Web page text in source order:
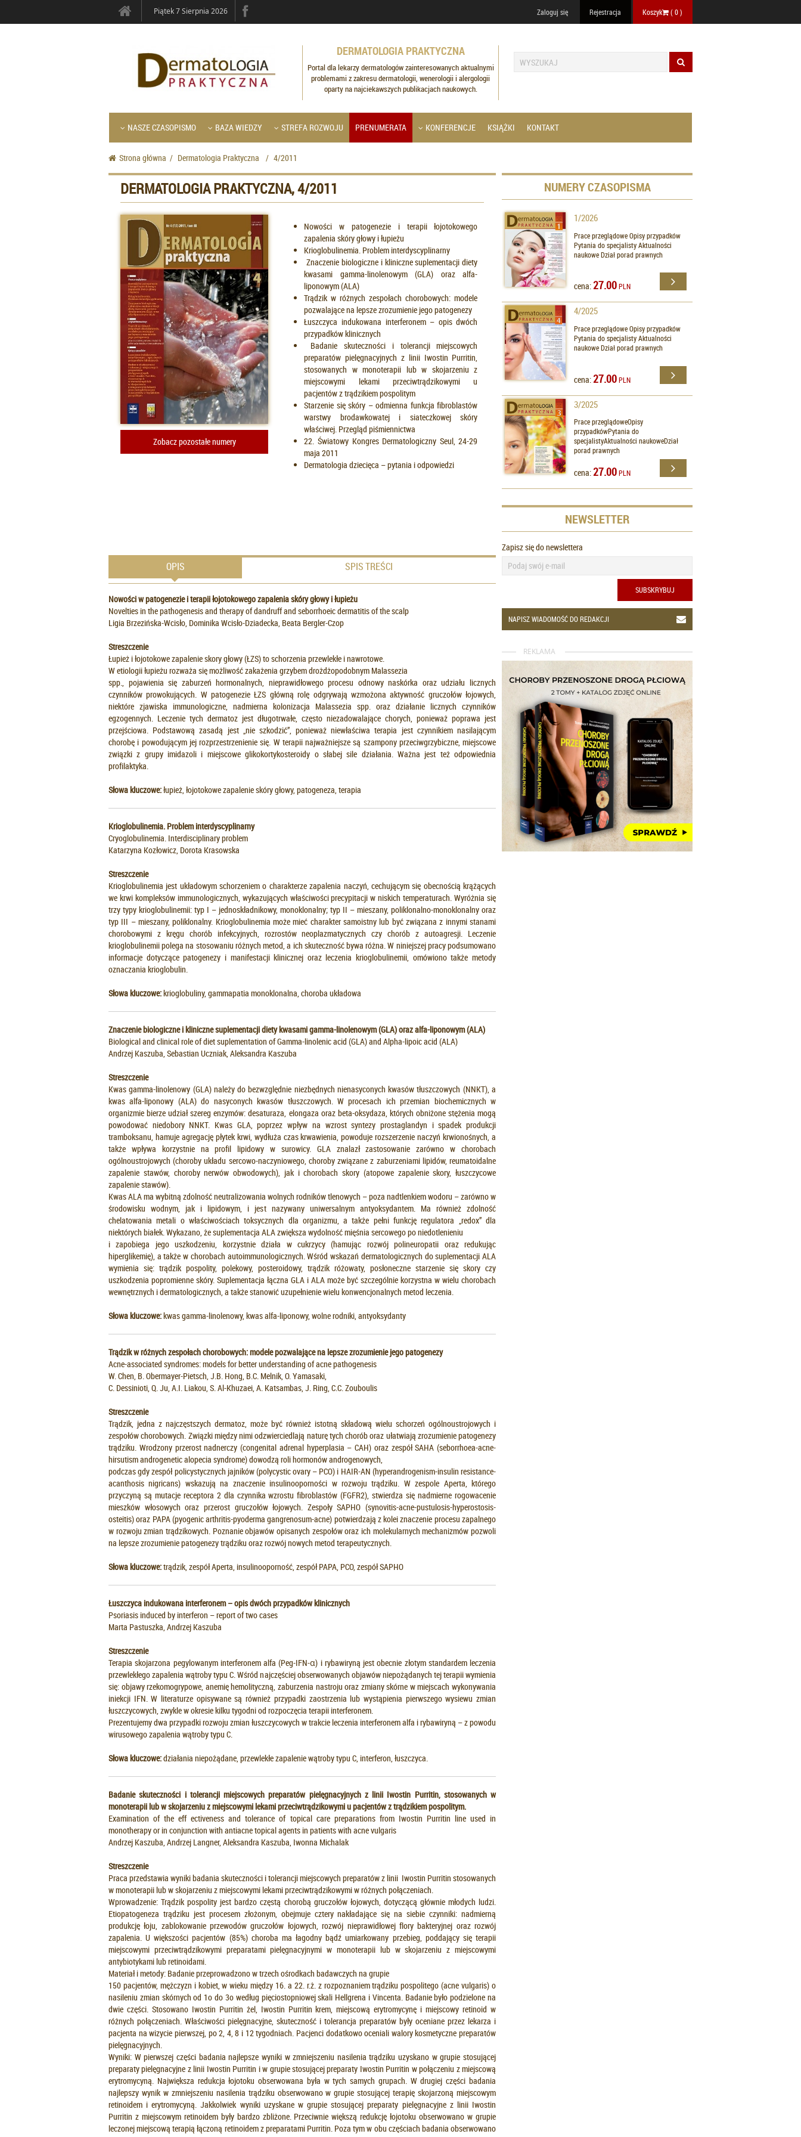
Piątek 7 Sierpnia 2026 Zaloguj się Rejestracja Koszyk (0)
DERMATOLOGIA PRAKTYCZNA
Portal dla lekarzy dermatologów zainteresowanych aktualnymi
problemami z zakresu dermatologii, wenerologii i alergologii
oparty na najciekawszych publikacjach naukowych.
NASZE CZASOPISMO BAZA WIEDZY STREFA ROZWOJU PRENUMERATA KONFERENCJE KSIĄŻKI KONTAKT
Strona główna / Dermatologia Praktyczna / 4/2011
DERMATOLOGIA PRAKTYCZNA, 4/2011
Zobacz pozostałe numery
Nowości w patogenezie i terapii łojotokowego
zapalenia skóry głowy i łupieżu
Krioglobulinemia. Problem interdyscyplinarny
Znaczenie biologiczne i kliniczne suplementacji diety
kwasami gamma-linolenowym (GLA) oraz alfa-
liponowym (ALA)
Trądzik w różnych zespołach chorobowych: modele
pozwalające na lepsze zrozumienie jego patogenezy
Łuszczyca indukowana interferonem – opis dwóch
przypadków klinicznych
Badanie skuteczności i tolerancji miejscowych
preparatów pielęgnacyjnych z linii Iwostin Purritin,
stosowanych w monoterapii lub w skojarzeniu z
miejscowymi lekami przeciwtrądzikowymi u
pacjentów z trądzikiem pospolitym
Starzenie się skóry – odmienna funkcja fibroblastów
warstwy brodawkowatej i siateczkowej skóry
właściwej. Przegląd piśmiennictwa
22. Światowy Kongres Dermatologiczny Seul, 24-29
maja 2011
Dermatologia dziecięca – pytania i odpowiedzi
OPIS SPIS TREŚCI
Nowości w patogenezie i terapii łojotokowego zapalenia skóry głowy i łupieżu
Novelties in the pathogenesis and therapy of dandruff and seborrhoeic dermatitis of the scalp
Ligia Brzezińska-Wcisło, Dominika Wcisło-Dziadecka, Beata Bergler-Czop
Streszczenie
Łupież i łojotokowe zapalenie skory głowy (ŁZS) to schorzenia przewlekłe i nawrotowe.
W etiologii łupieżu rozważa się możliwość zakażenia grzybem drożdżopodobnym Malassezia
spp., pojawienia się zaburzeń hormonalnych, nieprawidłowego procesu odnowy naskórka oraz udziału licznych
czynników prowokujących. W patogenezie ŁZS główną rolę odgrywają wzmożona aktywność gruczołów łojowych,
niektóre zjawiska immunologiczne, nadmierna kolonizacja Malassezia spp. oraz działanie licznych czynników
egzogennych. Leczenie tych dermatoz jest długotrwałe, często niezadowalające chorych, ponieważ poprawa jest
przejściowa. Podstawową zasadą jest „nie szkodzić”, ponieważ niewłaściwa terapia jest czynnikiem nasilającym
chorobę i powodującym jej rozprzestrzenienie się. W terapii najważniejsze są szampony przeciwgrzybiczne, miejscowe
związki z grupy imidazoli i miejscowe glikokortykosteroidy o słabej sile działania. Ważna jest też odpowiednia
profilaktyka.
Słowa kluczowe:łupież, łojotokowe zapalenie skóry głowy, patogeneza, terapia
Krioglobulinemia. Problem interdyscyplinarny
Cryoglobulinemia. Interdisciplinary problem
Katarzyna Kozłowicz, Dorota Krasowska
Streszczenie
Krioglobulinemia jest układowym schorzeniem o charakterze zapalenia naczyń, cechującym się obecnością krążących
we krwi kompleksów immunologicznych, wykazujących właściwości precypitacji w niskich temperaturach. Wyróżnia się
trzy typy krioglobulinemii: typ I – jednoskładnikowy, monoklonalny; typ II – mieszany, poliklonalno-monoklonalny oraz
typ III – mieszany, poliklonalny. Krioglobulinemia może mieć charakter samoistny lub być związana z innymi stanami
chorobowymi z kręgu chorób infekcyjnych, rozrostów neoplazmatycznych czy chorób z autoagresji. Leczenie
krioglobulinemii polega na stosowaniu różnych metod, a ich skuteczność bywa różna. W niniejszej pracy podsumowano
informacje dotyczące patogenezy i manifestacji klinicznej oraz leczenia krioglobulinemii, omówiono także metody
oznaczania krioglobulin.
Słowa kluczowe:krioglobuliny, gammapatia monoklonalna, choroba układowa
Znaczenie biologiczne i kliniczne suplementacji diety kwasamigamma-linolenowym (GLA) oraz alfa-liponowym (ALA)
Biological and clinical role of diet suplementation of Gamma-linolenic acid (GLA) and Alpha-lipoic acid (ALA)
Andrzej Kaszuba, Sebastian Uczniak, Aleksandra Kaszuba
Streszczenie
Kwas gamma-linolenowy (GLA) należy do bezwzględnie niezbędnych nienasyconych kwasów tłuszczowych (NNKT), a
kwas alfa-liponowy (ALA) do nasyconych kwasów tłuszczowych. W procesach ich przemian biochemicznych w
organizmie bierze udział szereg enzymów: desaturaza, elongaza oraz beta-oksydaza, których obniżone stężenia mogą
powodować niedobory NNKT. Kwas GLA, poprzez wpływ na wzrost syntezy prostaglandyn i spadek produkcji
tramboksanu, hamuje agregację płytek krwi, wydłuża czas krwawienia, powoduje rozszerzenie naczyń krwionośnych, a
także wpływa korzystnie na profil lipidowy w surowicy. GLA znalazł zastosowanie zarówno w chorobach
ogólnoustrojowych (choroby układu sercowo-naczyniowego, choroby związane z zaburzeniami lipidów, reumatoidalne
zapalenie stawów, choroby nerwów obwodowych), jak i chorobach skory (atopowe zapalenie skory, łuszczycowe
zapalenie stawów).
Kwas ALA ma wybitną zdolność neutralizowania wolnych rodników tlenowych – poza nadtlenkiem wodoru – zarówno w
środowisku wodnym, jak i lipidowym, i jest nazywany uniwersalnym antyoksydantem. Ma również zdolność
chelatowania metali o właściwościach toksycznych dla organizmu, a także pełni funkcję regulatora „redox” dla
niektórych białek. Wykazano, że suplementacja ALA zwiększa wydolność mięśnia sercowego po niedotlenieniu
i zapobiega jego uszkodzeniu, korzystnie działa w cukrzycy (hamując rozwój polineuropatii oraz redukując
hiperglikemię), a także w chorobach autoimmunologicznych. Wśród wskazań dermatologicznych do suplementacji ALA
wymienia się: trądzik pospolity, polekowy, posteroidowy, trądzik różowaty, posłoneczne starzenie się skory czy
uszkodzenia popromienne skóry. Suplementacja łączna GLA i ALA może być szczególnie korzystna w wielu chorobach
wewnętrznych i dermatologicznych, a także stanowić uzupełnienie wielu konwencjonalnych metod leczenia.
Słowa kluczowe:kwas gamma-linolenowy, kwas alfa-liponowy, wolne rodniki, antyoksydanty
Trądzik w różnych zespołach chorobowych: modele pozwalające na lepsze zrozumienie jego patogenezy
Acne-associated syndromes: models for better understanding of acne pathogenesis
W. Chen, B. Obermayer-Pietsch, J.B. Hong, B.C. Melnik, O. Yamasaki,
C. Dessinioti, Q. Ju, A.I. Liakou, S. Al-Khuzaei, A. Katsambas, J. Ring, C.C. Zouboulis
Streszczenie
Trądzik, jedna z najczęstszych dermatoz, może być również istotną składową wielu schorzeń ogólnoustrojowych i
zespołów chorobowych. Związki między nimi odzwierciedlają naturę tych chorób oraz ułatwiają zrozumienie patogenezy
trądziku. Wrodzony przerost nadnerczy (congenital adrenal hyperplasia – CAH) oraz zespół SAHA (seborrhoea-acne-
hirsutism androgenetic alopecia syndrome) dowodzą roli hormonów androgenowych,
podczas gdy zespół policystycznych jajników (polycystic ovary – PCO) i HAIR-AN (hyperandrogenism-insulin resistance-
acanthosis nigricans) wskazują na znaczenie insulinooporności w rozwoju trądziku. W zespole Aperta, którego
przyczyną są mutacje receptora 2 dla czynnika wzrostu fibroblastów (FGFR2), stwierdza się nadmierne rogowacenie
mieszków włosowych oraz przerost gruczołów łojowych. Zespoły SAPHO (synovitis-acne-pustulosis-hyperostosis-
osteitis) oraz PAPA (pyogenic arthritis-pyoderma gangrenosum-acne) potwierdzają z kolei znaczenie procesu zapalnego
w rozwoju zmian trądzikowych. Poznanie objawów opisanych zespołów oraz ich molekularnych mechanizmów pozwoli
na lepsze zrozumienie patogenezy trądziku oraz rozwój nowych metod terapeutycznych.
Słowa kluczowe:trądzik, zespół Aperta, insulinooporność, zespół PAPA, PCO, zespół SAPHO
Łuszczyca indukowana interferonem – opis dwóch przypadków klinicznych
Psoriasis induced by interferon – report of two cases
Marta Pastuszka, Andrzej Kaszuba
Streszczenie
Terapia skojarzona pegylowanym interferonem alfa (Peg-IFN-α) i rybawiryną jest obecnie złotym standardem leczenia
przewlekłego zapalenia wątroby typu C. Wśród najczęściej obserwowanych objawów niepożądanych tej terapii wymienia
się: objawy rzekomogrypowe, anemię hemolityczną, zaburzenia nastroju oraz zmiany skórne w miejscach wykonywania
iniekcji IFN. W literaturze opisywane są również przypadki zaostrzenia lub wystąpienia pierwszego wysiewu zmian
łuszczycowych, zwykle w okresie kilku tygodni od rozpoczęcia terapii interferonem.
Prezentujemy dwa przypadki rozwoju zmian łuszczycowych w trakcie leczenia interferonem alfa i rybawiryną – z powodu
wirusowego zapalenia wątroby typu C.
Słowa kluczowe:działania niepożądane, przewlekłe zapalenie wątroby typu C, interferon, łuszczyca.
Badanie skuteczności i tolerancji miejscowych preparatów pielęgnacyjnych z linii Iwostin Purritin, stosowanych w
monoterapii lub w skojarzeniu z miejscowymi lekami przeciwtrądzikowymi u pacjentów z trądzikiem pospolitym.
Examination of the eff ectiveness and tolerance of topical care preparations from Iwostin Purritin line used in
monotherapy or in conjunction with antiacne topical agents in patients with acne vulgaris
Andrzej Kaszuba, Andrzej Langner, Aleksandra Kaszuba, Iwonna Michalak
Streszczenie
Praca przedstawia wyniki badania skuteczności i tolerancji miejscowych preparatów z linii Iwostin Purritin stosowanych
w monoterapii lub w skojarzeniu z miejscowymi lekami przeciwtrądzikowymi w różnych połączeniach.
Wprowadzenie: Trądzik pospolity jest bardzo częstą chorobą gruczołów łojowych, dotyczącą głównie młodych ludzi.
Etiopatogeneza trądziku jest procesem złożonym, obejmuje cztery nakładające się na siebie czynniki: nadmierną
produkcję łoju, zablokowanie przewodów gruczołów łojowych, rozwój nieprawidłowej flory bakteryjnej oraz rozwój
zapalenia. U większości pacjentów (85%) choroba ma łagodny bądź umiarkowany przebieg, poddający się terapii
miejscowymi przeciwtrądzikowymi preparatami pielęgnacyjnymi w monoterapii lub w skojarzeniu z miejscowymi
antybiotykami lub retinoidami.
Materiał i metody: Badanie przeprowadzono w trzech ośrodkach badawczych na grupie
150 pacjentów, mężczyzn i kobiet, w wieku między 16. a 22. r.ż. z rozpoznaniem trądziku pospolitego (acne vulgaris) o
nasileniu zmian skórnych od 1o do 3o według pięciostopniowej skali Hellgrena i Vincenta. Badanie było podzielone na
dwie części. Stosowano Iwostin Purritin żel, Iwostin Purritin krem, miejscową erytromycynę i miejscowy retinoid w
różnych połączeniach. Właściwości pielęgnacyjne, skuteczność i tolerancja preparatów były oceniane przez lekarza i
pacjenta na wizycie pierwszej, po 2, 4, 8 i 12 tygodniach. Pacjenci dodatkowo oceniali walory kosmetyczne preparatów
pielęgnacyjnych.
Wyniki: W pierwszej części badania najlepsze wyniki w zmniejszeniu nasilenia trądziku uzyskano w grupie stosującej
preparaty pielęgnacyjne z linii Iwostin Purritin i w grupie stosującej preparaty Iwostin Purritin w połączeniu z miejscową
erytromycyną. Największa redukcja łojotoku obserwowana była w tych samych grupach. W drugiej części badania
najlepszy wynik w zmniejszeniu nasilenia trądziku obserwowano w grupie stosującej terapię skojarzoną miejscowym
retinoidem i erytromycyną. Jakkolwiek wyniki uzyskane w grupie stosującej preparaty pielęgnacyjne z linii Iwostin
Purritin z miejscowym retinoidem były bardzo zbliżone. Przeciwnie większą redukcję łojotoku obserwowano w grupie
leczonej miejscową terapią łączoną retinoidem z preparatami Purritin. Poza tym w obu częściach badania obserwowano
NUMERY CZASOPISMA
1/2026
Prace przeglądowe Opisy przypadków
Pytania do specjalisty Aktualności
naukowe Dział porad prawnych
cena:27.00PLN
4/2025
Prace przeglądowe Opisy przypadków
Pytania do specjalisty Aktualności
naukowe Dział porad prawnych
cena: 27.00PLN
3/2025
Prace przeglądoweOpisy
przypadkówPytania do
specjalistyAktualności naukoweDział
porad prawnych
cena:27.00PLN
NEWSLETTER
Zapisz się do newslettera
SUBSKRYBUJ
NAPISZ WIADOMOŚĆ DO REDAKCJI
REKLAMA